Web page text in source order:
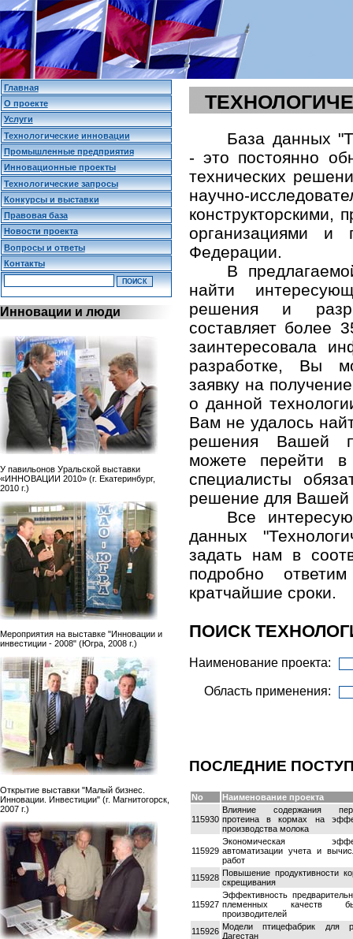
База данных
- это постоянно
технических
научно-
организациями и
Федерации.
В
найти
решения и
составляет более
заинтересовала
разработке, Вы
заявку на
о данной
Вам не удалось
решения Вашей
можете перейти
специалисты
решение для Вашей
Все
данных
задать нам в
подробно
кратчайшие сроки.
ПОИСК
Наименование проекта:
Область применения:
ПОСЛЕДНИЕ
No Наименование проекта
115930
Влияние содержания
протеина в кормах на
производства молока
115929
Экономическая
автоматизации учета и
работ
115928 Повышение продуктивности
скрещивания
115927
Эффективность
племенных качеств
производителей
115926 Модели птицефабрик для
Дагестан
Главная
О проекте
Услуги
Технологические инновации
Промышленные предприятия
Инновационные проекты
Технологические запросы
Конкурсы и выставки
Правовая база
Новости проекта
Вопросы и ответы
Контакты
Инновации и люди
У павильонов Уральской выставки
«ИННОВАЦИИ 2010» (г. Екатеринбург,
2010 г.)
Мероприятия на выставке "Инновации и
инвестиции - 2008" (Югра, 2008 г.)
Открытие выставки "Малый бизнес.
Инновации. Инвестиции" (г. Магнитогорск,
2007 г.)